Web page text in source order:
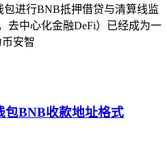
包进行BNB抵押借贷与清算线监
去中心化金融DeFi）已经成为一
安智
BNB收款地址格式